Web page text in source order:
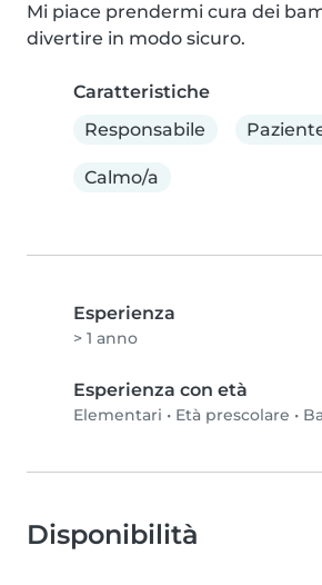
Mi piace prendermi cura dei
divertire in modo sicuro.
Caratteristiche
Responsabile
Calmo/a
Esperienza
> 1 anno
Esperienza con età
Elementari • Età prescolare •
Disponibilità